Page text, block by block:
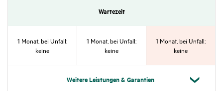
Warte­zeit
1 Monat, bei Unfall:
keine
1 Monat, bei Unfall:
keine
1 Monat, bei Unfall:
keine
Weitere Leis­tungen & Garan­tien